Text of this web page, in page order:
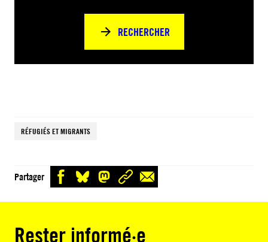
RECHERCHER
RÉFUGIÉS ET MIGRANTS
Partager
Rester informé·e